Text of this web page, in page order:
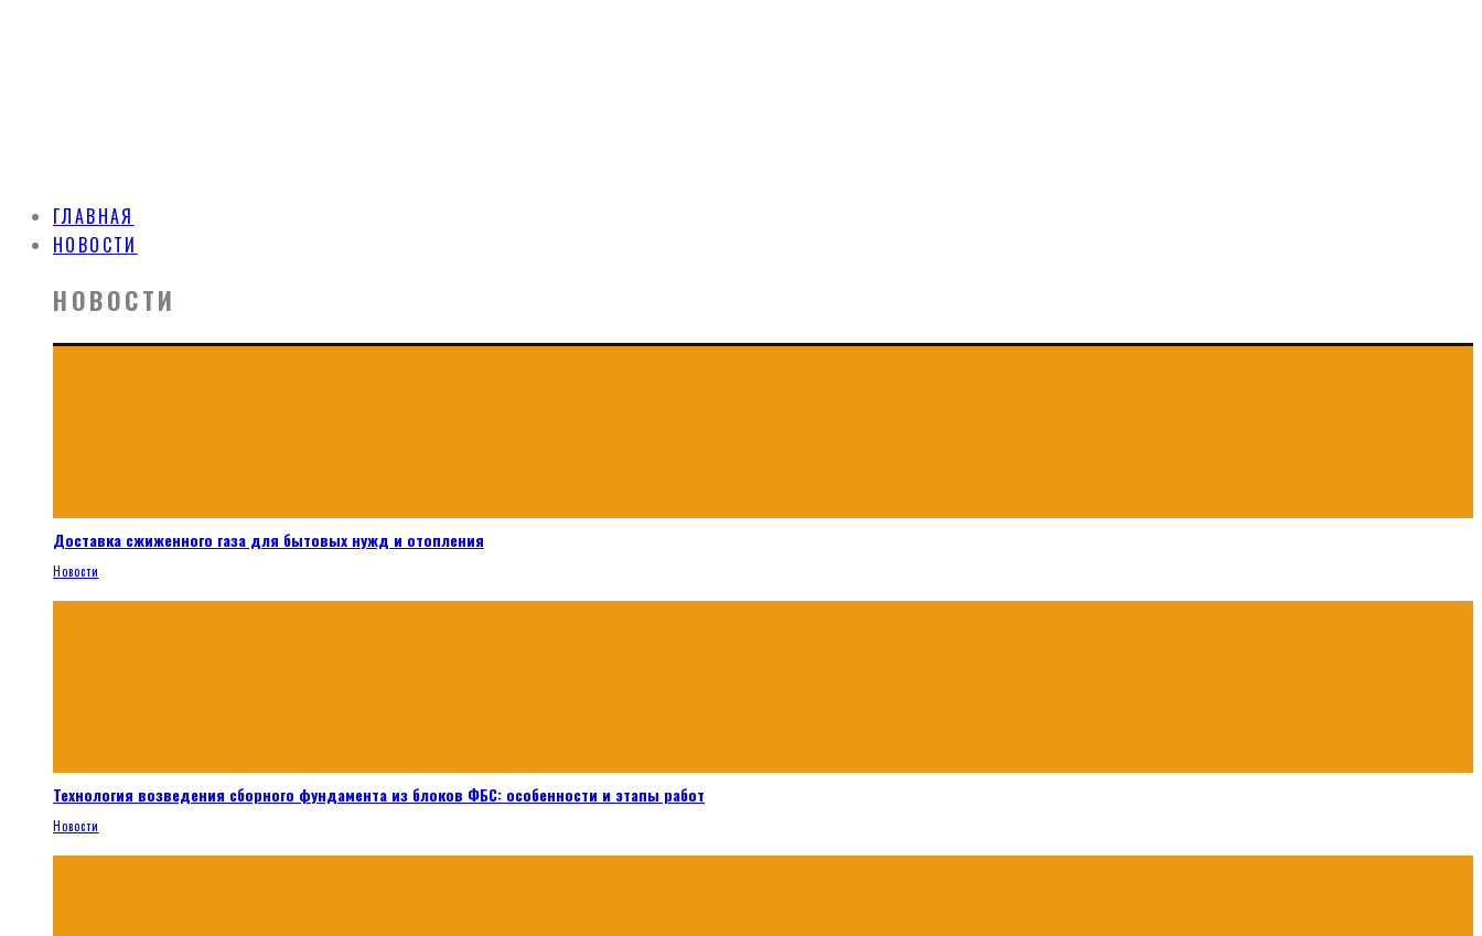
ГЛАВНАЯ
НОВОСТИ
НОВОСТИ
Доставка сжиженного газа для бытовых нужд и отопления
Новости
Технология возведения сборного фундамента из блоков ФБС: особенности и этапы работ
Новости